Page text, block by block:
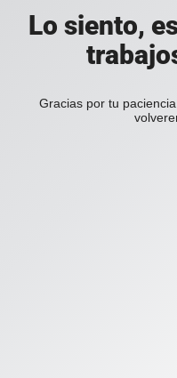
Lo siento,
Gracias por tu